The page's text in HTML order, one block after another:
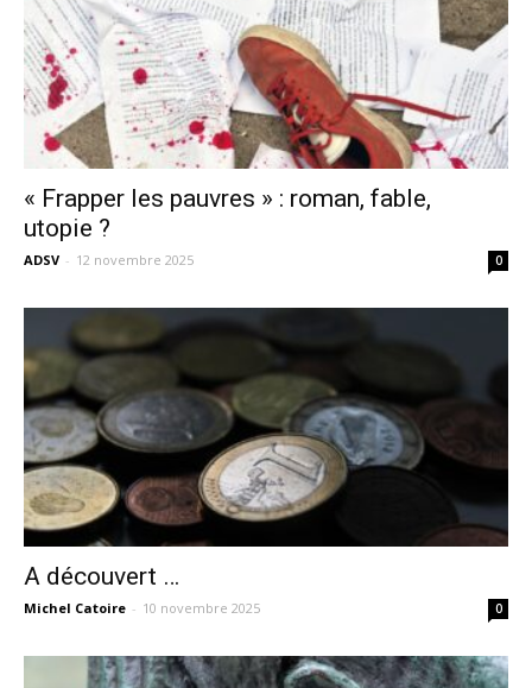
« Frapper les pauvres » : roman, fable,
utopie ?
ADSV - 12 novembre 2025 0
A découvert …
Michel Catoire - 10 novembre 2025 0